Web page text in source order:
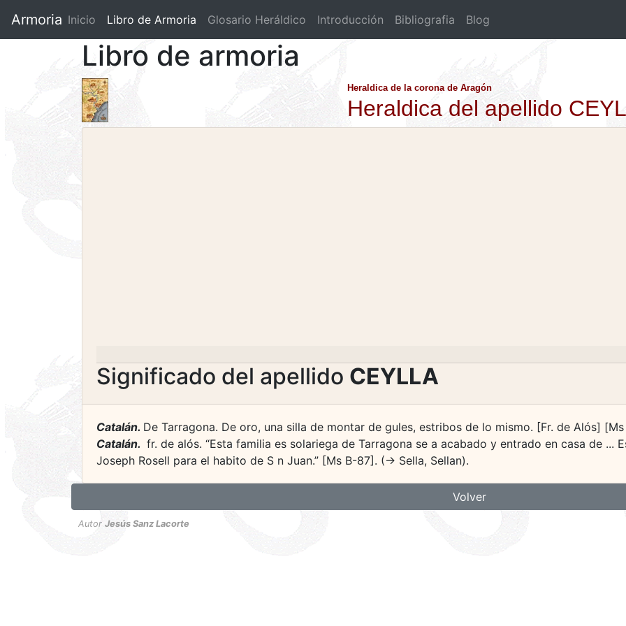
Armoria Inicio Libro de Armoria (current)
Glosario Heráldico Introducción Bibliografia Blog
Libro de armoria
Heraldica de la corona de Aragón
Heraldica del apellido
Significado del apellido CEYLLA
Catalán. De Tarragona. De oro, una silla de montar de gules, estribos de lo mismo. [Fr. de Alós]
Catalán.
fr. de alós. “Esta familia es solariega de Tarragona se a acabado y entrado en casa de ...
Joseph Rosell para el habito de S n Juan.” [Ms B-87]. (-> Sella, Sellan).
Volver
Autor Jesús Sanz Lacorte